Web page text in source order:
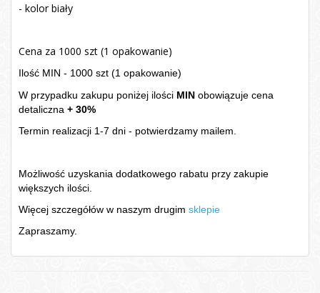
- kolor biały
Cena za 1000 szt (1 opakowanie)
Ilość MIN - 1000 szt (1 opakowanie)
W przypadku zakupu poniżej ilości MIN obowiązuje cena
detaliczna + 30%
Termin realizacji 1-7 dni - potwierdzamy mailem.
Możliwość uzyskania dodatkowego rabatu przy zakupie
większych ilości.
Więcej szczegółów w naszym drugim sklepie
Zapraszamy.